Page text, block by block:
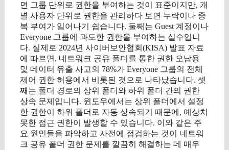
면 그룹 단위로 권한을 부여하는 것이 표준이지만, 개
별 사용자 단위로 권한을 관리하다 보면 누락이나 중
복 부여가 일어나기 쉽습니다. 둘째는 Guest 계정이나
Everyone 그룹에 과도한 권한을 부여하는 실수입니
다. 실제로 2024년 사이버보안협회(KISA) 발표 자료
에 따르면, 네트워크 공유 폴더를 통한 권한 오남용
및 데이터 유출 사고의 78%가 Everyone 그룹의 전체
제어 권한 허용에서 비롯된 것으로 나타났습니다. 셋
째는 폴더 경로의 상위 폴더와 하위 폴더 간의 권한
상속 문제입니다. 윈도우에서는 상위 폴더에서 설정
한 권한이 하위 폴더로 자동 상속되기 때문에, 예상치
못한 접근 권한이 발생할 수 있습니다. 이와 같은 주
요 원인들을 파악하고 사전에 점검하는 것이 네트워
크 공유 폴더 권한 문제를 깔끔히 해결하는 데 매우